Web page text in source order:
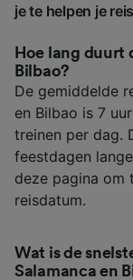
je te helpen je
Hoe lang duurt
Bilbao?
De gemiddelde
en Bilbao is 7
treinen per dag.
feestdagen
deze pagina om
reisdatum.
Wat is de
Salamanca en